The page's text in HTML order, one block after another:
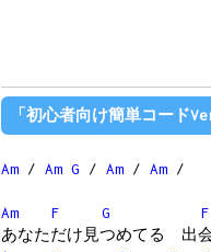
「初心者向け簡単コード
Am / Am G / Am / Am /
Am F G F
あなただけ見つめてる 出